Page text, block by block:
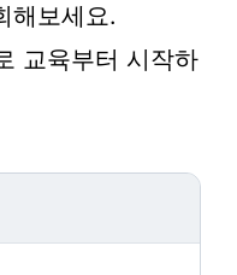
해보세요.
교육부터 시작하